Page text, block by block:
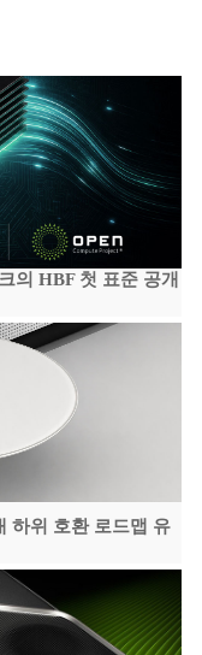
의 HBF 첫 표준 공개
하위 호환 로드맵 유